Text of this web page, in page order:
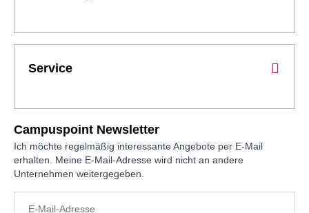
Service
Campuspoint Newsletter
Ich möchte regelmäßig interessante Angebote per E-Mail
erhalten. Meine E-Mail-Adresse wird nicht an andere
Unternehmen weitergegeben.